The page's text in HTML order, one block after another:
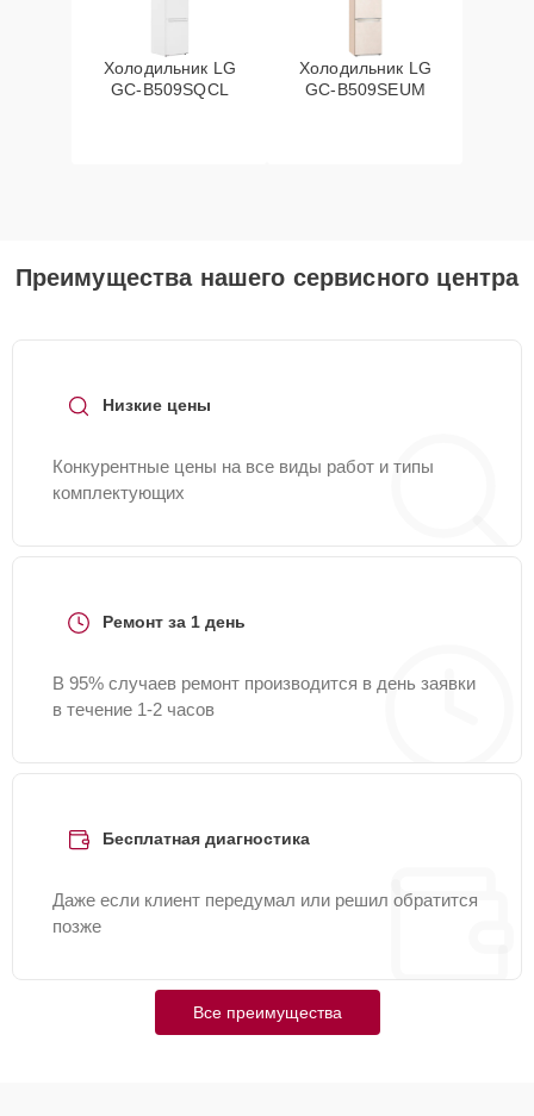
Холодильник LG
GC-B509SQCL
Холодильник LG
GC-B509SEUM
Преимущества нашего сервисного центра
Низкие цены
Конкурентные цены на все виды работ и типы
комплектующих
Ремонт за 1 день
В 95% случаев ремонт производится в день заявки
в течение 1-2 часов
Бесплатная диагностика
Даже если клиент передумал или решил обратится
позже
Все преимущества